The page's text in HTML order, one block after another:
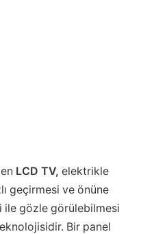
LCD TV, elektrikle
geçirmesi ve önüne
ile gözle görülebilmesi
Bir panel